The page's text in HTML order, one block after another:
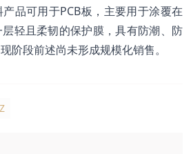
品可用于PCB板，主要用于涂覆在
轻且柔韧的保护膜，具有防潮、防
阶段前述尚未形成规模化销售。